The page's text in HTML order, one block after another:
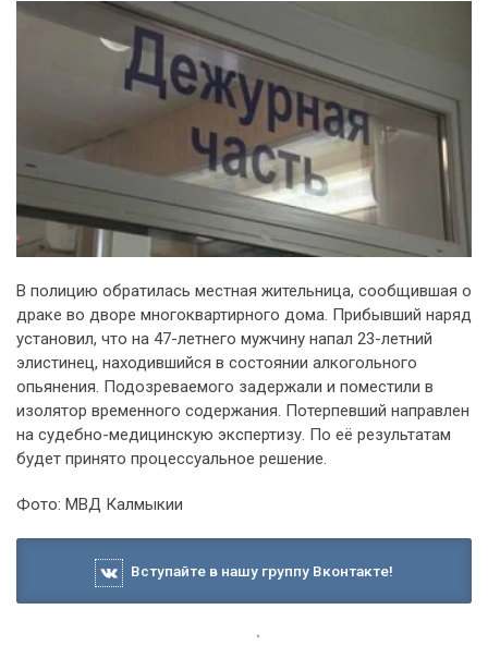
В полицию обратилась местная жительница, сообщившая о
драке во дворе многоквартирного дома. Прибывший наряд
установил, что на 47-летнего мужчину напал 23-летний
элистинец, находившийся в состоянии алкогольного
опьянения. Подозреваемого задержали и поместили в
изолятор временного содержания. Потерпевший направлен
на судебно-медицинскую экспертизу. По её результатам
будет принято процессуальное решение.
Фото: МВД Калмыкии
Вступайте в нашу группу Вконтакте!